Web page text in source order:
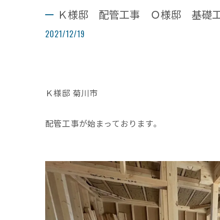
Ｋ様邸 配管工事 Ｏ様邸 基礎
2021/12/19
Ｋ様邸 菊川市
配管工事が始まっております。